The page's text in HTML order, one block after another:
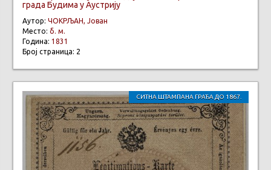
града Будима у Аустрију
Аутор: ЧОКРЉАН, Јован
Место: б. м.
Година: 1831
Број страница: 2
СИТНА ШТАМПАНА ГРАЂА ДО 1867.